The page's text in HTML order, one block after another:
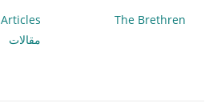
The Brethren
Articles
مقالات